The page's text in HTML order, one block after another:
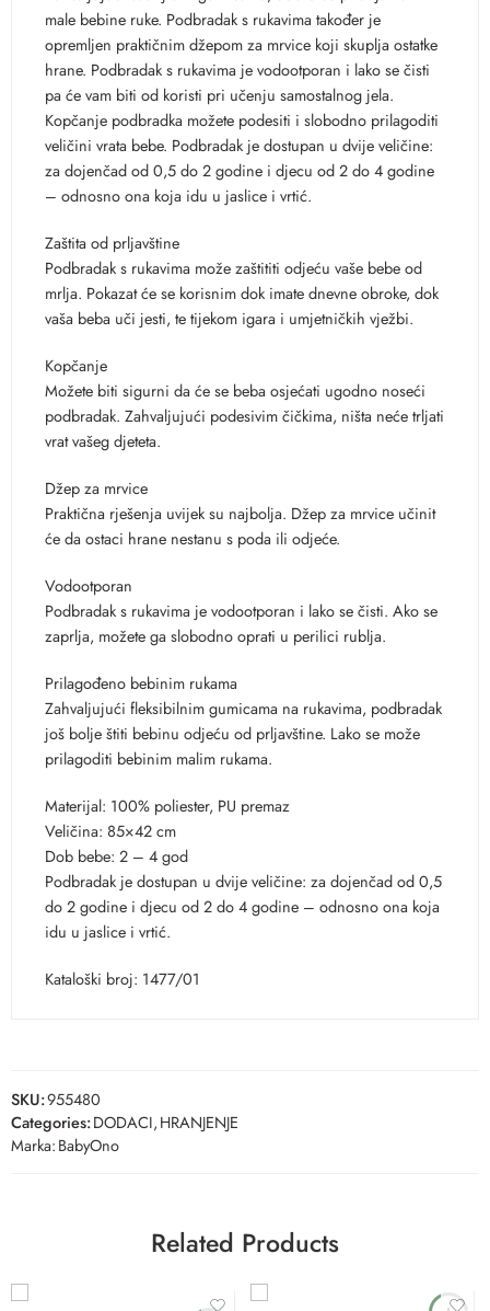
male bebine ruke. Podbradak s rukavima također je
opremljen praktičnim džepom za mrvice koji skuplja ostatke
hrane. Podbradak s rukavima je vodootporan i lako se čisti
pa će vam biti od koristi pri učenju samostalnog jela.
Kopčanje podbradka možete podesiti i slobodno prilagoditi
veličini vrata bebe. Podbradak je dostupan u dvije veličine:
za dojenčad od 0,5 do 2 godine i djecu od 2 do 4 godine
– odnosno ona koja idu u jaslice i vrtić.
Zaštita od prljavštine
Podbradak s rukavima može zaštititi odjeću vaše bebe od
mrlja. Pokazat će se korisnim dok imate dnevne obroke, dok
vaša beba uči jesti, te tijekom igara i umjetničkih vježbi.
Kopčanje
Možete biti sigurni da će se beba osjećati ugodno noseći
podbradak. Zahvaljujući podesivim čičkima, ništa neće trljati
vrat vašeg djeteta.
Džep za mrvice
Praktična rješenja uvijek su najbolja. Džep za mrvice učinit
će da ostaci hrane nestanu s poda ili odjeće.
Vodootporan
Podbradak s rukavima je vodootporan i lako se čisti. Ako se
zaprlja, možete ga slobodno oprati u perilici rublja.
Prilagođeno bebinim rukama
Zahvaljujući fleksibilnim gumicama na rukavima, podbradak
još bolje štiti bebinu odjeću od prljavštine. Lako se može
prilagoditi bebinim malim rukama.
Materijal: 100% poliester, PU premaz
Veličina: 85×42 cm
Dob bebe: 2 – 4 god
Podbradak je dostupan u dvije veličine: za dojenčad od 0,5
do 2 godine i djecu od 2 do 4 godine – odnosno ona koja
idu u jaslice i vrtić.
Kataloški broj: 1477/01
SKU:955480
Categories:DODACI,HRANJENJE
Marka:BabyOno
Related Products